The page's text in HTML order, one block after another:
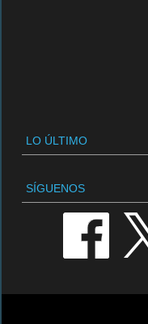
LO ÚLTIMO
SÍGUENOS